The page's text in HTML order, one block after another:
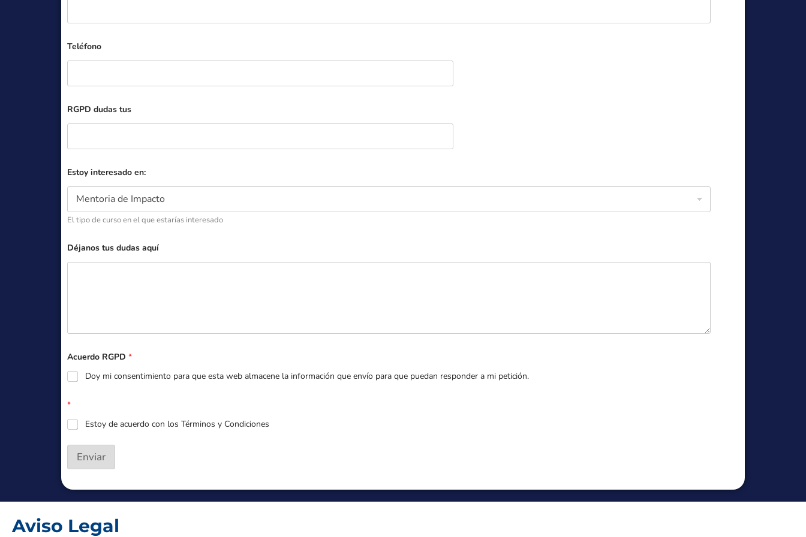
Teléfono
RGPD dudas tus
Estoy interesado en:
El tipo de curso en el que estarías interesado
Déjanos tus dudas aquí
Acuerdo RGPD *
Doy mi consentimiento para que esta web almacene la información que envío para que puedan responder a mi petición.
*
Estoy de acuerdo con los Términos y Condiciones
Enviar
Aviso Legal